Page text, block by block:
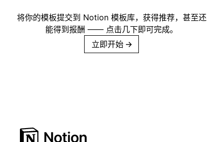
将你的模板提交到 Notion 模板库，获得推荐，甚至还
能得到报酬 —— 点击几下即可完成。
立即开始 →